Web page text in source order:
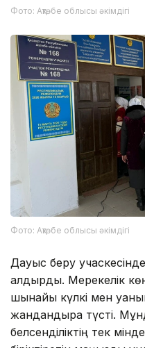
Фото: Ақтөбе облысы әкімдігі
Фото: Ақтөбе облысы әкімдігі
Дауыс беру
қалдырды. Мерекелік
шынайы күлкі мен
жандандыра түсті.
белсенділіктің тек